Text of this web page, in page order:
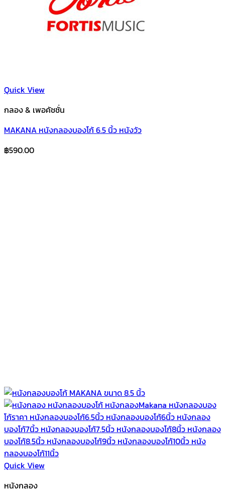
Quick View
กลอง & เพอคัชชั่น
MAKANA หนังกลองบองโก้ 6.5 นิ้ว หนังวัว
฿590.00
Quick View
หนังกลอง